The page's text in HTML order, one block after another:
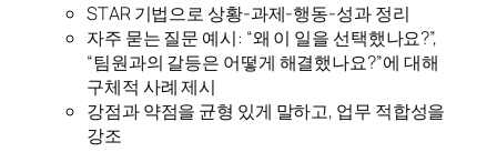
STAR 기법으로 상황-과제-행동-성과 정리
자주 묻는 질문 예시: “왜 이 일을 선택했나요?”,
“팀원과의 갈등은 어떻게 해결했나요?”에 대해
구체적 사례 제시
강점과 약점을 균형 있게 말하고, 업무 적합성을
강조